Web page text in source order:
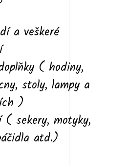
a veškeré
( hodiny,
stoly, lampy a
)
( sekery, motyky,
atd.)